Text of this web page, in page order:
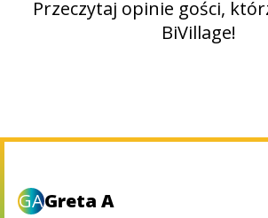
Przeczytaj opinie gości,
BiVillage!
M Matjaz_71